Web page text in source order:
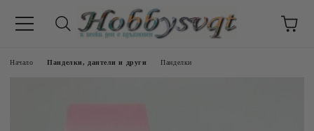
Начало Панделки, дантели и други Панделки